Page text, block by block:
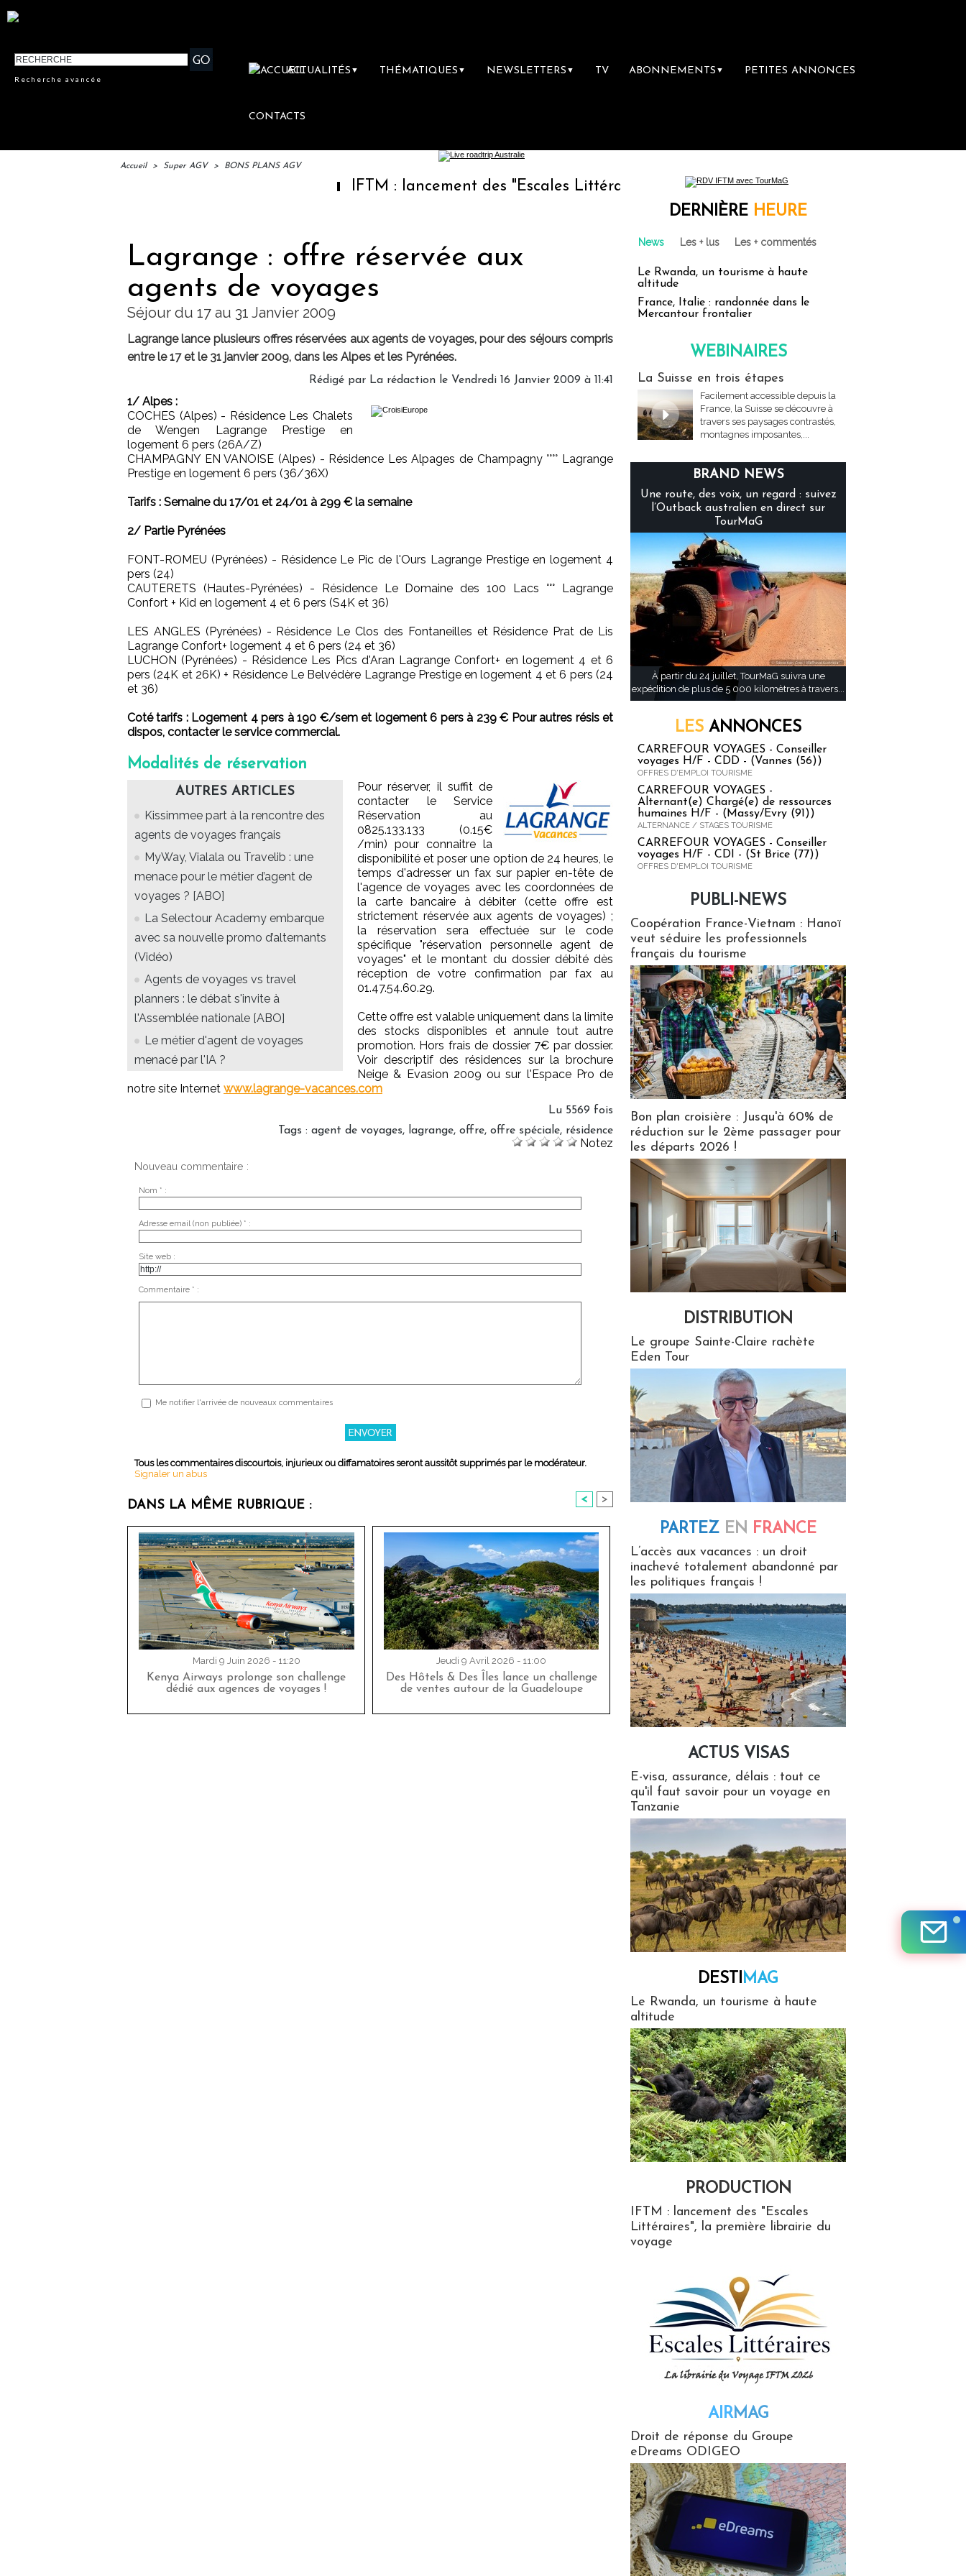
Recherche avancée
ACTUALITÉS ▼ THÉMATIQUES ▼ NEWSLETTERS ▼ TV ABONNEMENTS ▼ PETITES ANNONCES
CONTACTS
Accueil > Super AGV > BONS PLANS AGV
IFTM : lancement des "Escales Littéraires", la première librairie du voyage
Lagrange : offre réservée aux
agents de voyages
Séjour du 17 au 31 Janvier 2009
Lagrange lance plusieurs offres réservées aux agents de voyages, pour des séjours compris
entre le 17 et le 31 janvier 2009, dans les Alpes et les Pyrénées.
Rédigé par La rédaction le Vendredi 16 Janvier 2009 à 11:41
1/ Alpes :
COCHES (Alpes) - Résidence Les Chalets
de Wengen Lagrange Prestige en
logement 6 pers (26A/Z)
CHAMPAGNY EN VANOISE (Alpes) - Résidence Les Alpages de Champagny °°°° Lagrange
Prestige en logement 6 pers (36/36X)
Tarifs : Semaine du 17/01 et 24/01 à 299 € la semaine
2/ Partie Pyrénées
FONT-ROMEU (Pyrénées) - Résidence Le Pic de l'Ours Lagrange Prestige en logement 4
pers (24)
CAUTERETS (Hautes-Pyrénées) - Résidence Le Domaine des 100 Lacs °°° Lagrange
Confort + Kid en logement 4 et 6 pers (S4K et 36)
LES ANGLES (Pyrénées) - Résidence Le Clos des Fontaneilles et Résidence Prat de Lis
Lagrange Confort+ logement 4 et 6 pers (24 et 36)
LUCHON (Pyrénées) - Résidence Les Pics d'Aran Lagrange Confort+ en logement 4 et 6
pers (24K et 26K) + Résidence Le Belvédère Lagrange Prestige en logement 4 et 6 pers (24
et 36)
Coté tarifs : Logement 4 pers à 190 €/sem et logement 6 pers à 239 € Pour autres résis et
dispos, contacter le service commercial.
Modalités de réservation
AUTRES ARTICLES
Kissimmee part à la rencontre des
agents de voyages français
MyWay, Vialala ou Travelib : une
menace pour le métier d’agent de
voyages ? [ABO]
La Selectour Academy embarque
avec sa nouvelle promo d’alternants
(Vidéo)
Agents de voyages vs travel
planners : le débat s'invite à
l'Assemblée nationale [ABO]
Le métier d'agent de voyages
menacé par l'IA ?
Pour réserver, il suffit de
contacter le Service
Réservation au
0825.133.133 (0.15€
/min) pour connaitre la
disponibilité et poser une option de 24 heures, le
temps d'adresser un fax sur papier en-tête de
l'agence de voyages avec les coordonnées de
la carte bancaire à débiter (cette offre est
strictement réservée aux agents de voyages) ;
la réservation sera effectuée sur le code
spécifique "réservation personnelle agent de
voyages" et le montant du dossier débité dès
réception de votre confirmation par fax au
01.47.54.60.29.
Cette offre est valable uniquement dans la limite
des stocks disponibles et annule tout autre
promotion. Hors frais de dossier 7€ par dossier.
Voir descriptif des résidences sur la brochure
Neige & Evasion 2009 ou sur l'Espace Pro de
notre site Internet www.lagrange-vacances.com
Lu 5569 fois
Tags : agent de voyages, lagrange, offre, offre spéciale, résidence
Notez
Nouveau commentaire :
Nom * :
Adresse email (non publiée) * :
Site web :
Commentaire * :
Me notifier l'arrivée de nouveaux commentaires
Tous les commentaires discourtois, injurieux ou diffamatoires seront aussitôt supprimés par le modérateur.
Signaler un abus
DANS LA MÊME RUBRIQUE : < >
Mardi 9 Juin 2026 - 11:20
Kenya Airways prolonge son challenge
dédié aux agences de voyages !
Jeudi 9 Avril 2026 - 11:00
Des Hôtels & Des Îles lance un challenge
de ventes autour de la Guadeloupe
DERNIÈRE HEURE
News Les + lus Les + commentés
Le Rwanda, un tourisme à haute
altitude
France, Italie : randonnée dans le
Mercantour frontalier
WEBINAIRES
La Suisse en trois étapes
Facilement accessible depuis la
France, la Suisse se découvre à
travers ses paysages contrastés,
montagnes imposantes,...
BRAND NEWS
Une route, des voix, un regard : suivez
l’Outback australien en direct sur
TourMaG
À partir du 24 juillet, TourMaG suivra une
expédition de plus de 5 000 kilomètres à travers...
LES ANNONCES
CARREFOUR VOYAGES - Conseiller
voyages H/F - CDD - (Vannes (56))
OFFRES D'EMPLOI TOURISME
CARREFOUR VOYAGES -
Alternant(e) Chargé(e) de ressources
humaines H/F - (Massy/Evry (91))
ALTERNANCE / STAGES TOURISME
CARREFOUR VOYAGES - Conseiller
voyages H/F - CDI - (St Brice (77))
OFFRES D'EMPLOI TOURISME
PUBLI-NEWS
Coopération France-Vietnam : Hanoï
veut séduire les professionnels
français du tourisme
Bon plan croisière : Jusqu'à 60% de
réduction sur le 2ème passager pour
les départs 2026 !
DISTRIBUTION
Le groupe Sainte-Claire rachète
Eden Tour
PARTEZ EN FRANCE
L’accès aux vacances : un droit
inachevé totalement abandonné par
les politiques français !
ACTUS VISAS
E-visa, assurance, délais : tout ce
qu'il faut savoir pour un voyage en
Tanzanie
DESTIMAG
Le Rwanda, un tourisme à haute
altitude
PRODUCTION
IFTM : lancement des "Escales
Littéraires", la première librairie du
voyage
AIRMAG
Droit de réponse du Groupe
eDreams ODIGEO